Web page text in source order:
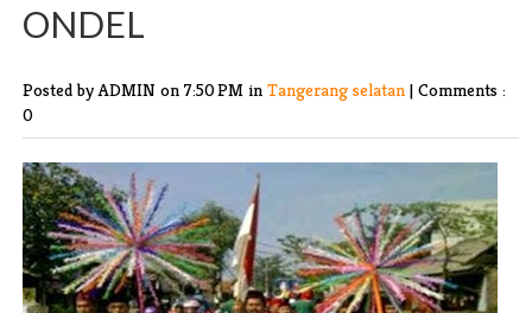
ONDEL
Posted by ADMIN on 7:50 PM in Tangerang selatan | Comments :
0